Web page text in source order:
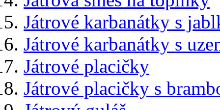
Játrové karbanátky s
Játrové karbanátky s
Játrové placičky
Játrové placičky s